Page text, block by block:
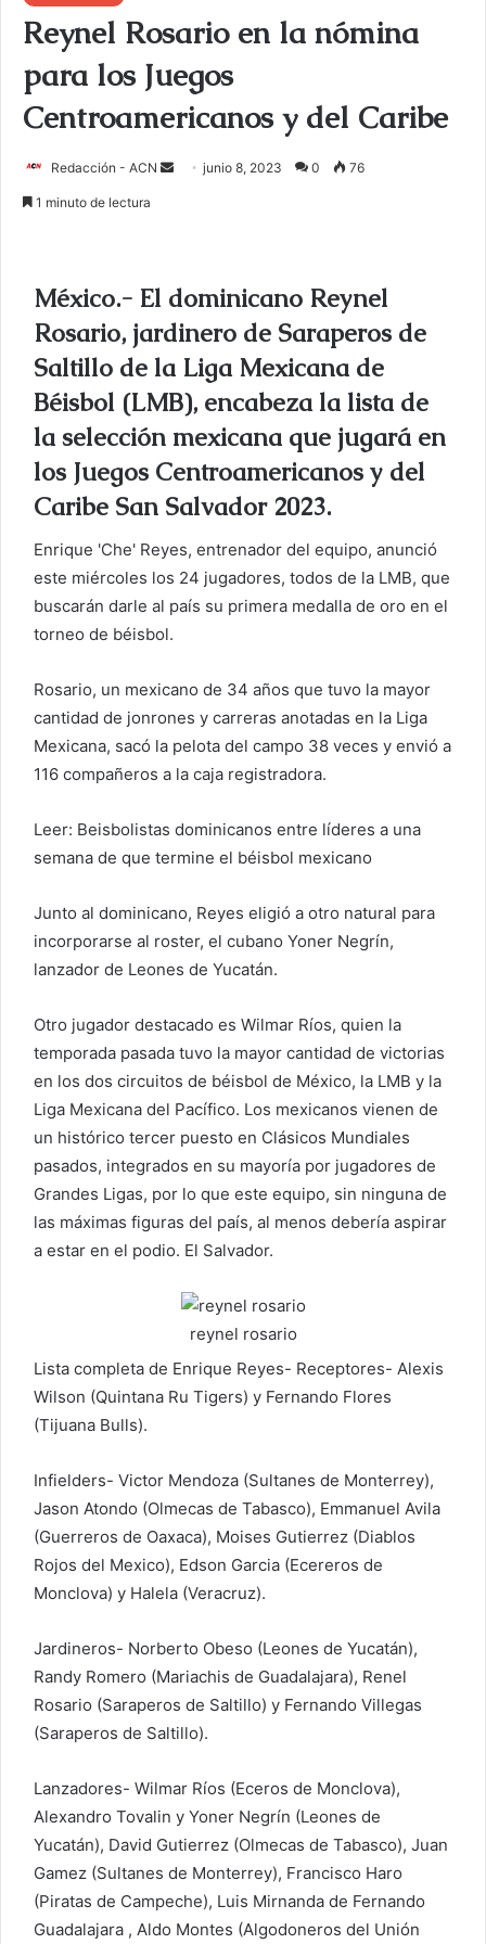
Reynel Rosario en la nómina
para los Juegos
Centroamericanos y del Caribe
Redacción - ACN
r
u
c
o
e
o
l
e
c
ó
n
i
c
junio 8, 2023 0 76
1 minuto de lectura
México.- El dominicano Reynel
Rosario, jardinero de Saraperos de
Saltillo de la Liga Mexicana de
Béisbol (LMB), encabeza la lista de
la selección mexicana que jugará en
los Juegos Centroamericanos y del
Caribe San Salvador 2023.
Enrique 'Che' Reyes, entrenador del equipo, anunció
este miércoles los 24 jugadores, todos de la LMB, que
buscarán darle al país su primera medalla de oro en el
torneo de béisbol.
Rosario, un mexicano de 34 años que tuvo la mayor
cantidad de jonrones y carreras anotadas en la Liga
Mexicana, sacó la pelota del campo 38 veces y envió a
116 compañeros a la caja registradora.
Leer: Beisbolistas dominicanos entre líderes a una
semana de que termine el béisbol mexicano
Junto al dominicano, Reyes eligió a otro natural para
incorporarse al roster, el cubano Yoner Negrín,
lanzador de Leones de Yucatán.
Otro jugador destacado es Wilmar Ríos, quien la
temporada pasada tuvo la mayor cantidad de victorias
en los dos circuitos de béisbol de México, la LMB y la
Liga Mexicana del Pacífico. Los mexicanos vienen de
un histórico tercer puesto en Clásicos Mundiales
pasados, integrados en su mayoría por jugadores de
Grandes Ligas, por lo que este equipo, sin ninguna de
las máximas figuras del país, al menos debería aspirar
a estar en el podio. El Salvador.
reynel rosario
Lista completa de Enrique Reyes- Receptores- Alexis
Wilson (Quintana Ru Tigers) y Fernando Flores
(Tijuana Bulls).
Infielders- Victor Mendoza (Sultanes de Monterrey),
Jason Atondo (Olmecas de Tabasco), Emmanuel Avila
(Guerreros de Oaxaca), Moises Gutierrez (Diablos
Rojos del Mexico), Edson Garcia (Ecereros de
Monclova) y Halela (Veracruz).
Jardineros- Norberto Obeso (Leones de Yucatán),
Randy Romero (Mariachis de Guadalajara), Renel
Rosario (Saraperos de Saltillo) y Fernando Villegas
(Saraperos de Saltillo).
Lanzadores- Wilmar Ríos (Eceros de Monclova),
Alexandro Tovalin y Yoner Negrín (Leones de
Yucatán), David Gutierrez (Olmecas de Tabasco), Juan
Gamez (Sultanes de Monterrey), Francisco Haro
(Piratas de Campeche), Luis Mirnanda de Fernando
Guadalajara , Aldo Montes (Algodoneros del Unión